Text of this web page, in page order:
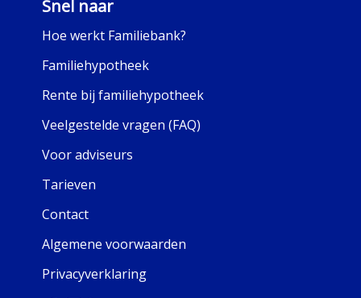
Snel naar
Hoe werkt Familiebank?
Familiehypotheek
Rente bij familiehypotheek
Veelgestelde vragen (FAQ)
Voor adviseurs
Tarieven
Contact
Algemene voorwaarden
Privacyverklaring